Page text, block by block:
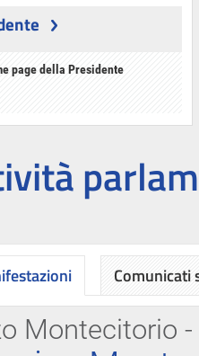
page della Presidente
Montecitorio
Comunicati